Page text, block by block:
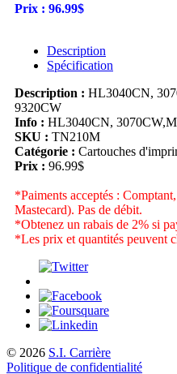
Prix : 96.99$
Description
Spécification
Description : HL3040CN,
9320CW
Info : HL3040CN,
SKU : TN210M
Catégorie : Cartouches
Prix : 96.99$
*Paiments acceptés :
Mastecard). Pas de débit.
*Obtenez un rabais de 2% si
*Les prix et quantités peuvent
© 2026 S.I. Carrière
Politique de confidentialité